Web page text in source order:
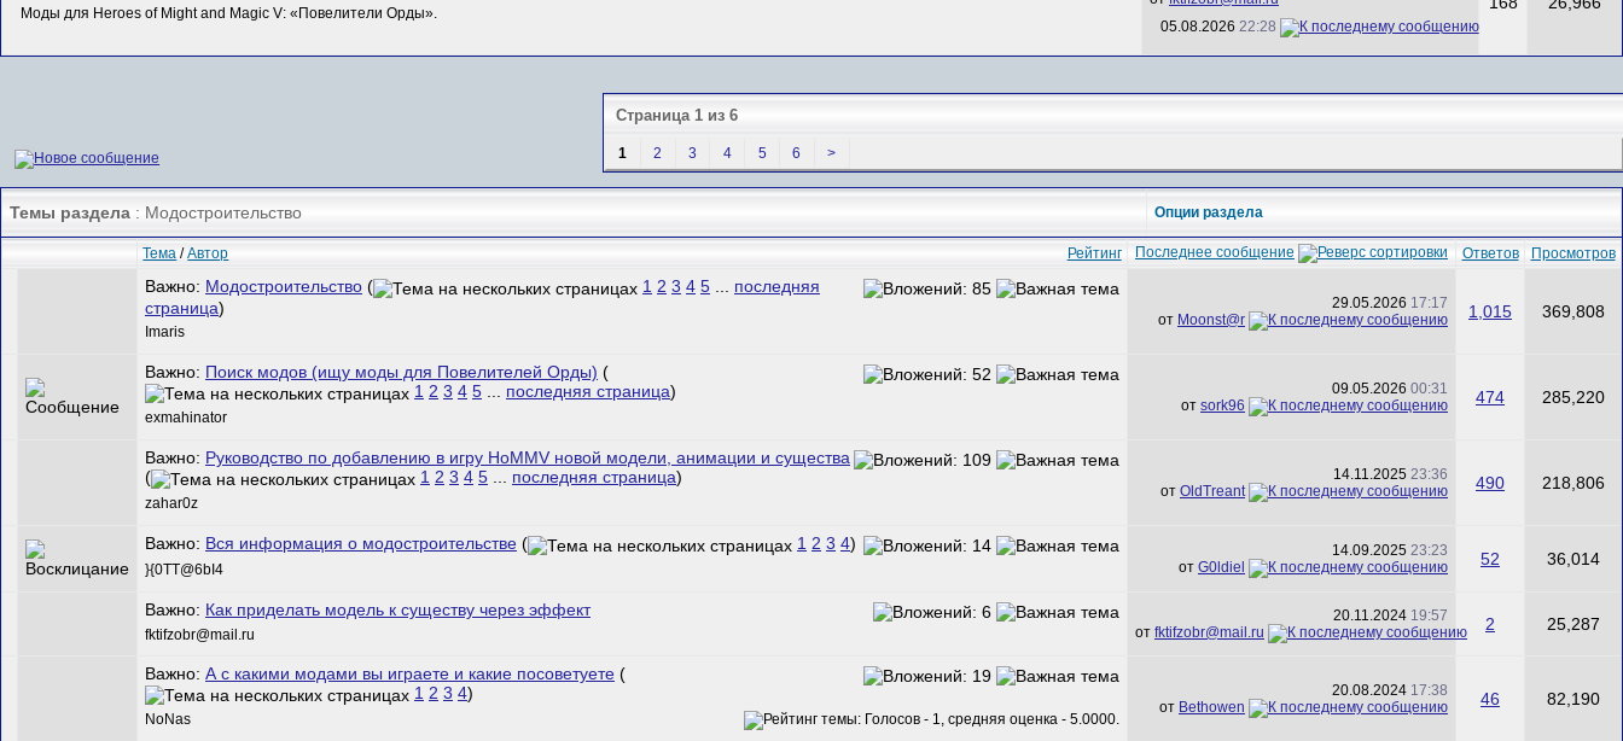
Моды для Heroes of Might and Magic V: «Повелители Орды».
05.08.2026 22:28
Страница 1 из 6
1 2 3 4 5 6 >
Темы раздела : Модостроительство Опции раздела
Рейтинг
Тема /Автор Последнее сообщение Ответов Просмотров
Важно: Модостроительство ( 1 2 3 4 5 ... последняя
страница)
Imaris
29.05.2026 17:17
от Mооnst@r 1,015 369,808
Важно: Поиск модов (ищу моды для Повелителей Орды) (
1 2 3 4 5 ... последняя страница)
exmahinator
09.05.2026 00:31
от sork96 474 285,220
Важно: Руководство по добавлению в игру HoMMV новой модели, анимации и существа
(
1 2 3 4 5 ... последняя страница)
zahar0z
14.11.2025 23:36
от OldTreant 490 218,806
Важно: Вся информация о модостроительстве ( 1 2 3 4)
}{0TT@6bI4
14.09.2025 23:23
от G0ldiel 52 36,014
Важно: Как приделать модель к существу через эффект
fktifzobr@mail.ru
20.11.2024 19:57
от fktifzobr@mail.ru 2 25,287
Важно: А с какими модами вы играете и какие посоветуете (
1 2 3 4)
NoNas
20.08.2024 17:38
от Bethowen 46 82,190